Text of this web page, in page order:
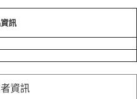
訊
資訊